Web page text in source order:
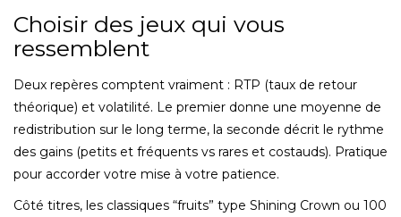
Choisir des jeux qui vous
ressemblent
Deux repères comptent vraiment : RTP (taux de retour
théorique) et volatilité. Le premier donne une moyenne de
redistribution sur le long terme, la seconde décrit le rythme
des gains (petits et fréquents vs rares et costauds). Pratique
pour accorder votre mise à votre patience.
Côté titres, les classiques “fruits” type Shining Crown ou 100